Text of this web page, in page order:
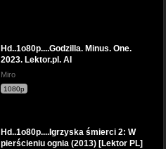
Hd..1o80p....Godzilla. Minus. One.
2023. Lektor.pl. AI
Miro
1080p
Hd..1o80p....Igrzyska śmierci 2: W
pierścieniu ognia (2013) [Lektor PL]